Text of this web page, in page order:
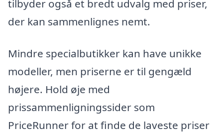
tilbyder også et bredt udvalg med priser,
der kan sammenlignes nemt.
Mindre specialbutikker kan have unikke
modeller, men priserne er til gengæld
højere. Hold øje med
prissammenligningssider som
PriceRunner for at finde de laveste priser